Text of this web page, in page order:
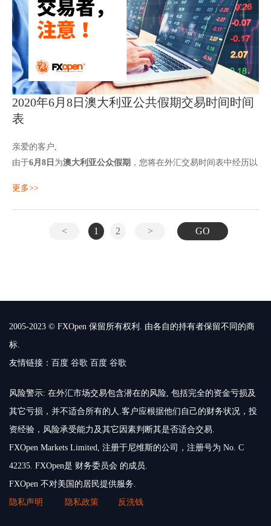
2020年6月8日澳大利亚公共假期交易时间时间
表
亲爱的客户,
由于6月8日 为澳大利亚公众假期 ，您将在外汇交易时间表中经历以
Australia 200:
更多>>
< 1 2 > GO
2005-2023 © FXOpen 保留所有权利. 由各自的持有者保留不同的商
标.
友情链接： 百度 谷歌 百度 谷歌
风险警示: 在外汇市场交易包含潜在的风险, 包括完全的资金亏损及
其它亏损，并不适合所有的人.客户应根据他们自己的财务状况，投
资经验，风险承受能力及其它因素判断其是否适合交易.
FXOpen Markets Limited, 注册于尼维斯的公司，注册号为 No. C
42235. FXOpen是 财务委员会 的成员.
FXOpen 不对美国的居民提供服务.
隐私声明
隐私政策 反洗钱